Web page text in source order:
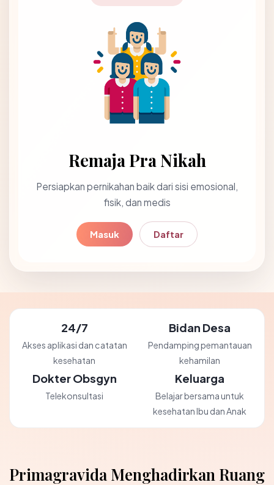
Remaja Pra Nikah
Persiapkan pernikahan baik dari sisi emosional,
fisik, dan medis
Masuk Daftar
24/7
Akses aplikasi dan catatan
kesehatan
Bidan Desa
Pendamping pemantauan
kehamilan
Dokter Obsgyn
Telekonsultasi
Keluarga
Belajar bersama untuk
kesehatan Ibu dan Anak
Primagravida Menghadirkan Ruang